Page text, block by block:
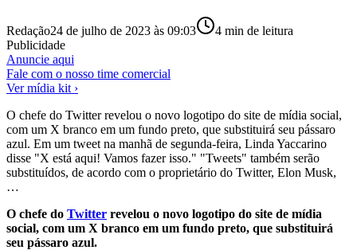
Redação24 de julho de 2023 às 09:03 4 min de leitura
Publicidade
Anuncie aqui
Fale com o nosso time comercial
Ver mídia kit ›
O chefe do Twitter revelou o novo logotipo do site de mídia social,
com um X branco em um fundo preto, que substituirá seu pássaro
azul. Em um tweet na manhã de segunda-feira, Linda Yaccarino
disse "X está aqui! Vamos fazer isso." "Tweets" também serão
substituídos, de acordo com o proprietário do Twitter, Elon Musk,
…
O chefe do Twitter revelou o novo logotipo do site de mídia
social, com um X branco em um fundo preto, que substituirá
seu pássaro azul.